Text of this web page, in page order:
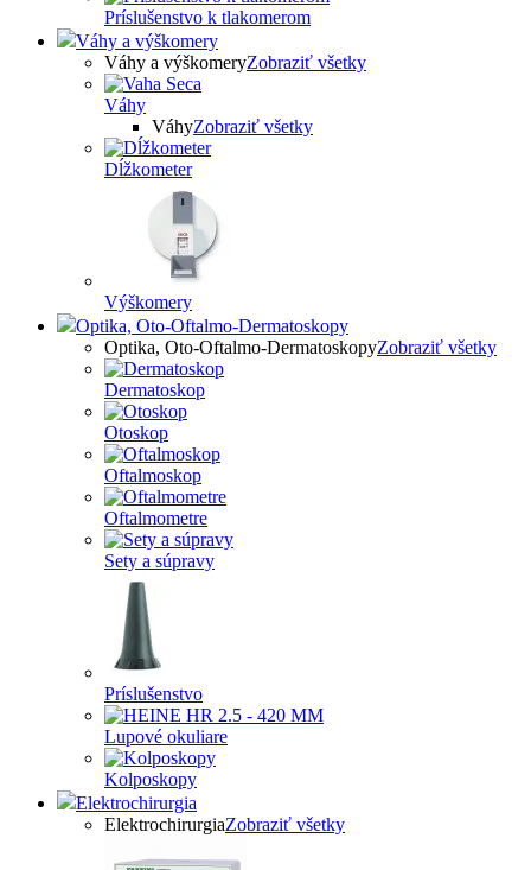
Príslušenstvo k tlakomerom
Váhy a výškomery
Váhy a výškomeryZobraziť všetky
Váhy
VáhyZobraziť všetky
Dĺžkometer
Výškomery
Optika, Oto-Oftalmo-Dermatoskopy
Optika, Oto-Oftalmo-DermatoskopyZobraziť všetky
Dermatoskop
Otoskop
Oftalmoskop
Oftalmometre
Sety a súpravy
Príslušenstvo
Lupové okuliare
Kolposkopy
Elektrochirurgia
ElektrochirurgiaZobraziť všetky